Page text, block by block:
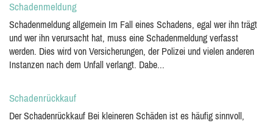
Schadenmeldung
Schadenmeldung allgemein Im Fall eines Schadens, egal wer ihn trägt
und wer ihn verursacht hat, muss eine Schadenmeldung verfasst
werden. Dies wird von Versicherungen, der Polizei und vielen anderen
Instanzen nach dem Unfall verlangt. Dabe...
Schadenrückkauf
Der Schadenrückkauf Bei kleineren Schäden ist es häufig sinnvoll,